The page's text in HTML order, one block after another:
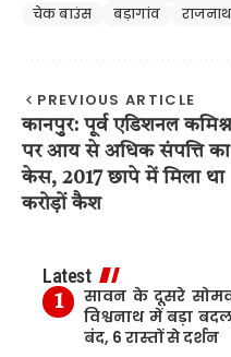
चेक बाउंस
बड़ागांव
PREVIOUS ARTICLE
कानपुर: पूर्व एडिशनल
पर आय से अधिक संपत्ति का
केस, 2017 छापे में मिला था
करोड़ों कैश
Latest
सावन के दूसरे
विश्वनाथ में बड़ा
बंद, 6 रास्तों से दर्शन